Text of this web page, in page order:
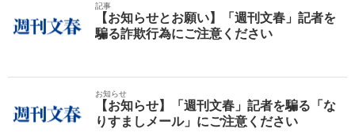
記事
【お知らせとお願い】「週刊文春」記者を
騙る詐欺行為にご注意ください
お知らせ
【お知らせ】「週刊文春」記者を騙る「な
りすましメール」にご注意ください